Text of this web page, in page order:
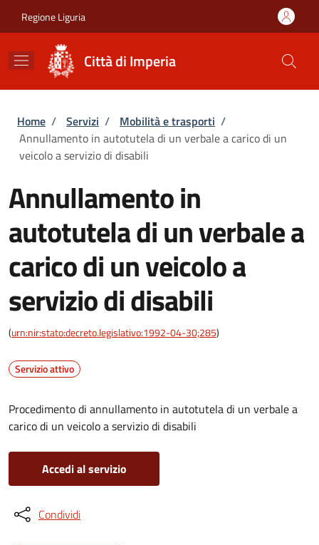
Regione Liguria
Città di Imperia
Briciole di pane
Home / Servizi / Mobilità e trasporti /
Annullamento in autotutela di un verbale a carico di un
veicolo a servizio di disabili
Annullamento in
autotutela di un verbale a
carico di un veicolo a
servizio di disabili
(urn:nir:stato:decreto.legislativo:1992-04-30;285)
Servizio attivo
Procedimento di annullamento in autotutela di un verbale a
carico di un veicolo a servizio di disabili
Accedi al servizio
Condividi